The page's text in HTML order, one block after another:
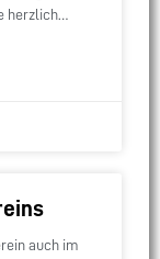
herzlich
auch im